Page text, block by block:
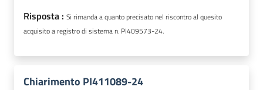
Risposta : Si rimanda a quanto precisato nel riscontro al quesito
acquisito a registro di sistema n. PI409573-24.
Chiarimento PI411089-24